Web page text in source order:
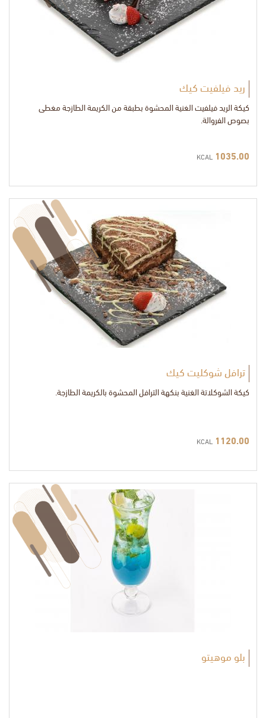
ريد فيلفيت كيك
كيكة الريد فيلفيت الغنية المحشوة بطبقة من الكريمة الطازجة مغطى
بصوص الفروالة.
1035.00
KCAL
ترافل شوكليت كيك
كيكة الشوكلاتة الغنية بنكهة الترافل المحشوة بالكريمة الطازجة.
1120.00
KCAL
بلو موهيتو